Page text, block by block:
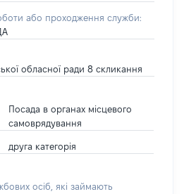
або проходження служби:
обласної ради 8 скликання
Посада в органах місцевого
самоврядування
друга категорія
осіб, які займають